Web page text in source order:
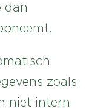
dan
zoals
niet intern